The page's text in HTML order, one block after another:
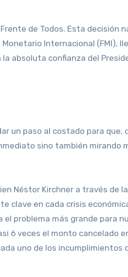
de Todos. Esta decisión
Internacional (FMI),
absoluta confianza del
un paso al costado para que,
sino también mirando
Néstor Kirchner a través de
clave en cada crisis
problema más grande para
6 veces el monto cancelado
uno de los incumplimientos